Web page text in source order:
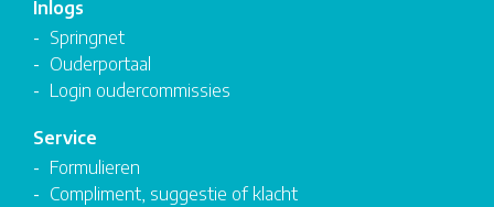
Inlogs
Springnet
Ouderportaal
Login oudercommissies
Service
Formulieren
Compliment, suggestie of klacht